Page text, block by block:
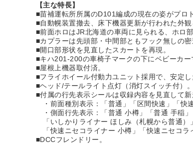
【主な特長】
■苗補運転所所属のD101編成の現在の姿がプロ
■自動幌装置撤去、床下機器更新が行われた外観
■前面ホロはJR北海道の車両に見られる、ホロ
■カプラーは先頭部・中間部ともフック無しの
■開口部形状を見直したスカートを再現。
■キハ201-200の車椅子マークの下にベビーカー
■屋根上機器取付済。
■フライホイール付動力ユニット採用で、安定し
■ヘッド/テールライト点灯（消灯スイッチ付）。
■付属の行先表示シールは収録内容を見直して
・前面種別表示：「普通」「区間快速」「快速
・側面行先表示：「普通 小樽」「普通 手稲
「いしかりライナー ほしみ（札幌から普通）
「快速ニセコライナー 小樽」「快速ニセコラ
■DCCフレンドリー。